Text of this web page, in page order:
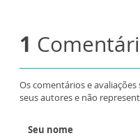
1
Os comentários e
seus autores e não
Seu nome